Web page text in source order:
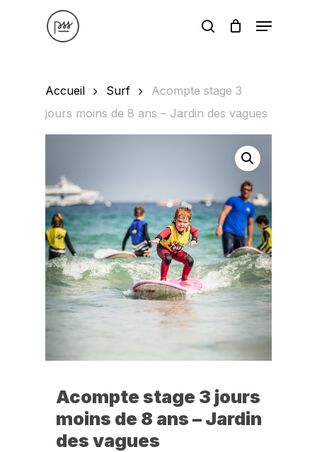
search
Menu
Accueil Surf
Acompte stage 3
jours moins de 8 ans – Jardin des vagues
Acompte stage 3 jours
moins de 8 ans – Jardin
des vagues